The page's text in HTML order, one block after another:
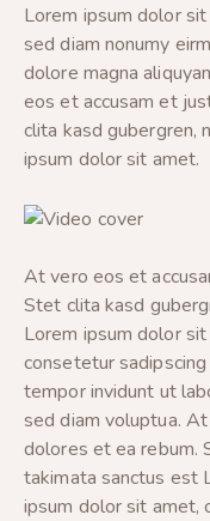
Lorem ipsum dolor
sed diam nonumy
dolore magna
eos et accusam et
clita kasd gubergren,
ipsum dolor sit amet.
At vero eos et
Stet clita kasd
Lorem ipsum dolor
consetetur
tempor invidunt ut
sed diam voluptua.
dolores et ea rebum.
takimata sanctus est
ipsum dolor sit amet,